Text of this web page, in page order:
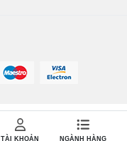
TÀI KHOẢN NGÀNH HÀNG